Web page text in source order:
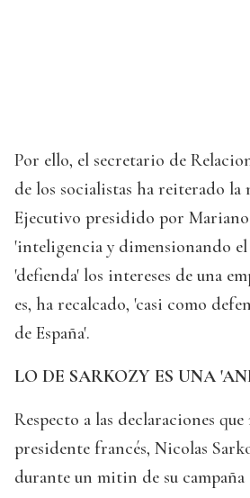
Por ello, el secretario de
de los socialistas ha reiterado la
Ejecutivo presidido por
'inteligencia y dimensionando
'defienda' los intereses de una
es, ha recalcado, 'casi como
de España'.
LO DE SARKOZY ES UNA
Respecto a las declaraciones
presidente francés, Nicolas
durante un mitin de su campaña